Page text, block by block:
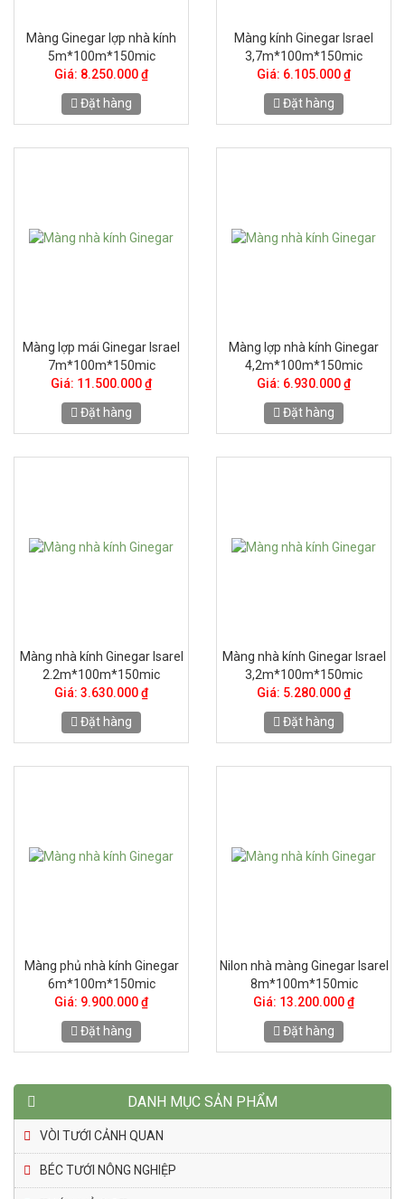
Màng Ginegar lợp nhà kính
5m*100m*150mic
Giá: 8.250.000 ₫
Đặt hàng
Màng kính Ginegar Israel
3,7m*100m*150mic
Giá: 6.105.000 ₫
Đặt hàng
Màng lợp mái Ginegar Israel
7m*100m*150mic
Giá: 11.500.000 ₫
Đặt hàng
Màng lợp nhà kính Ginegar
4,2m*100m*150mic
Giá: 6.930.000 ₫
Đặt hàng
Màng nhà kính Ginegar Isarel
2.2m*100m*150mic
Giá: 3.630.000 ₫
Đặt hàng
Màng nhà kính Ginegar Israel
3,2m*100m*150mic
Giá: 5.280.000 ₫
Đặt hàng
Màng phủ nhà kính Ginegar
6m*100m*150mic
Giá: 9.900.000 ₫
Đặt hàng
Nilon nhà màng Ginegar Isarel
8m*100m*150mic
Giá: 13.200.000 ₫
Đặt hàng
DANH MỤC SẢN PHẨM
VÒI TƯỚI CẢNH QUAN
BÉC TƯỚI NÔNG NGHIỆP